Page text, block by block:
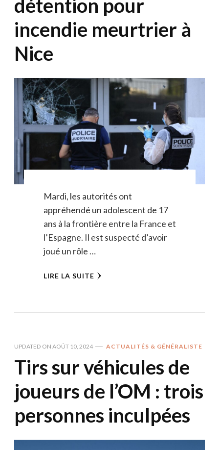
détention pour
incendie meurtrier à
Nice
Mardi, les autorités ont
appréhendé un adolescent de 17
ans à la frontière entre la France et
l’Espagne. Il est suspecté d’avoir
joué un rôle …
LIRE LA SUITE
UPDATED ON AOÛT 10, 2024 ACTUALITÉS & GÉNÉRALISTE
Tirs sur véhicules de
joueurs de l’OM : trois
personnes inculpées